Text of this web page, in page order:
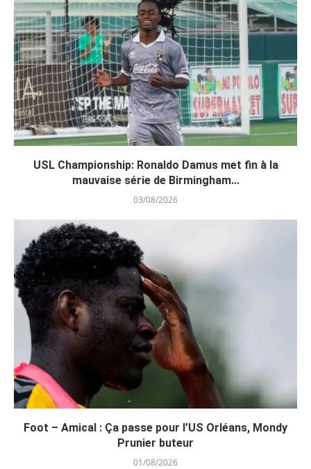
USL Championship: Ronaldo Damus met fin à la
mauvaise série de Birmingham...
03/08/2026
Foot – Amical : Ça passe pour l’US Orléans, Mondy
Prunier buteur
01/08/2026